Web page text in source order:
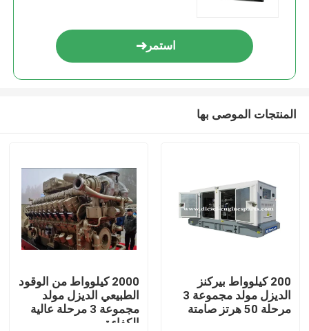
منزل
استمر
المنتجات الموصى بها
200 كيلوواط بيركنز
الديزل مولد مجموعة 3
مرحلة 50 هرتز صامتة
2000 كيلوواط من الوقود
الطبيعي الديزل مولد
مجموعة 3 مرحلة عالية
الكفاءة